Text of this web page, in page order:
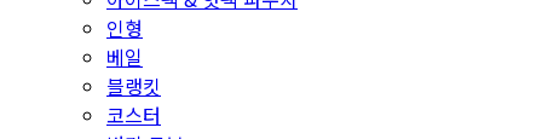
인형
베일
블랭킷
코스터